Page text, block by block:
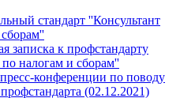
стандарт ''Консультант
записка к профстандарту
по налогам и сборам''
конференции по поводу
(02.12.2021)